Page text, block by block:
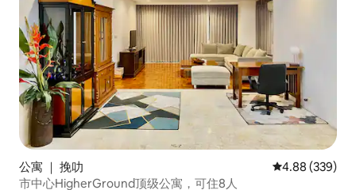
公寓 ｜ 挽叻 平均评分 4.88
4.88 (339)
市中心HigherGround顶级公寓，可住8人